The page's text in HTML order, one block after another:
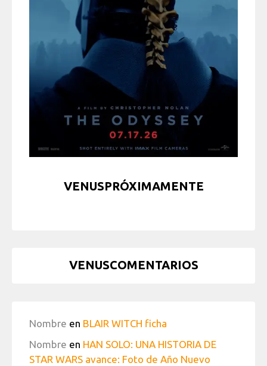
VENUSPRÓXIMAMENTE
VENUSCOMENTARIOS
Nombre en BLAIR WITCH ficha
Nombre en HAN SOLO: UNA HISTORIA DE
STAR WARS avance: Foto de Año Nuevo